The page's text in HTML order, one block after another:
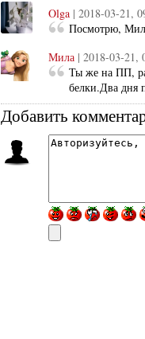
Olga | 2018-03-21,
Посмотрю,
Мила | 2018-03-21,
Ты же на ПП,
белки.Два дня
Добавить